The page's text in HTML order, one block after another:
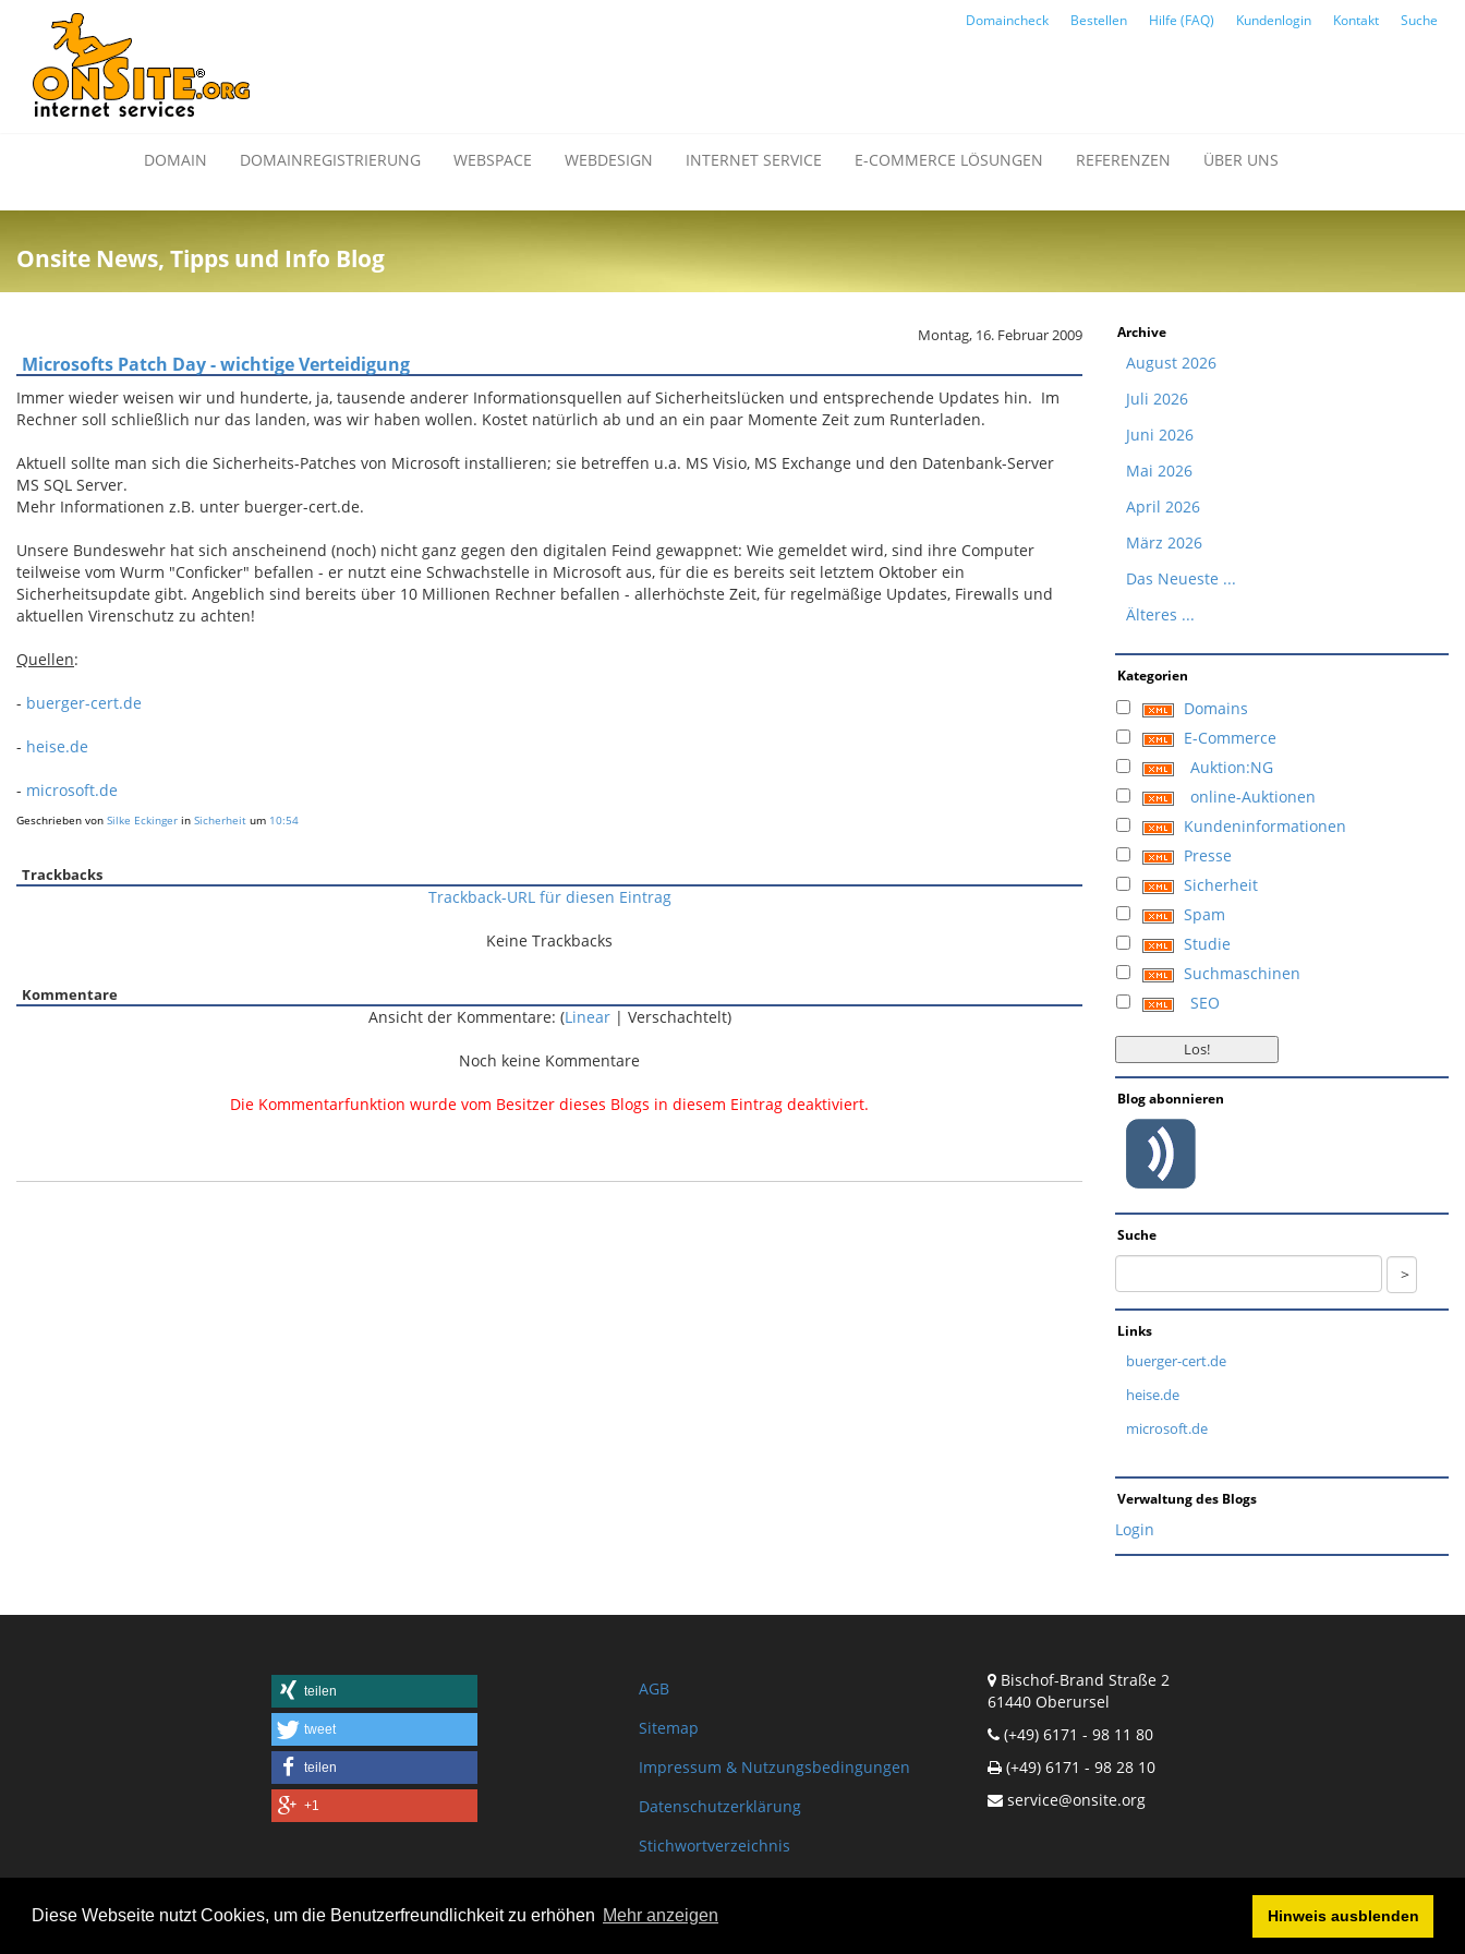
Diese Webseite nutzt Cookies, um die Benutzerfreundlichkeit zu erhöhen Mehr anzeigen Hinweis ausblenden
Domaincheck Bestellen Hilfe (FAQ) Kundenlogin Kontakt Suche
DOMAIN DOMAINREGISTRIERUNG WEBSPACE WEBDESIGN INTERNET SERVICE E-COMMERCE LÖSUNGEN REFERENZEN ÜBER UNS
Onsite News, Tipps und Info Blog
Montag, 16. Februar 2009
Microsofts Patch Day - wichtige Verteidigung
Immer wieder weisen wir und hunderte, ja, tausende anderer Informationsquellen auf Sicherheitslücken und entsprechende Updates hin. Im
Rechner soll schließlich nur das landen, was wir haben wollen. Kostet natürlich ab und an ein paar Momente Zeit zum Runterladen.
Aktuell sollte man sich die Sicherheits-Patches von Microsoft installieren; sie betreffen u.a. MS Visio, MS Exchange und den Datenbank-Server
MS SQL Server.
Mehr Informationen z.B. unter buerger-cert.de.
Unsere Bundeswehr hat sich anscheinend (noch) nicht ganz gegen den digitalen Feind gewappnet: Wie gemeldet wird, sind ihre Computer
teilweise vom Wurm "Conficker" befallen - er nutzt eine Schwachstelle in Microsoft aus, für die es bereits seit letztem Oktober ein
Sicherheitsupdate gibt. Angeblich sind bereits über 10 Millionen Rechner befallen - allerhöchste Zeit, für regelmäßige Updates, Firewalls und
aktuellen Virenschutz zu achten!
Quellen:
- buerger-cert.de
- heise.de
- microsoft.de
Geschrieben von Silke Eckinger in Sicherheit um 10:54
Trackbacks
Trackback-URL für diesen Eintrag
Keine Trackbacks
Kommentare
Ansicht der Kommentare: (Linear| Verschachtelt)
Noch keine Kommentare
Die Kommentarfunktion wurde vom Besitzer dieses Blogs in diesem Eintrag deaktiviert.
Archive
August 2026
Juli 2026
Juni 2026
Mai 2026
April 2026
März 2026
Das Neueste ...
Älteres ...
Kategorien
Domains
E-Commerce
Auktion:NG
online-Auktionen
Kundeninformationen
Presse
Sicherheit
Spam
Studie
Suchmaschinen
SEO
Blog abonnieren
Suche
Links
buerger-cert.de
heise.de
microsoft.de
Verwaltung des Blogs
Login
teilen
tweet
teilen
+1
AGB
Sitemap
Impressum & Nutzungsbedingungen
Datenschutzerklärung
Stichwortverzeichnis
Shopinfo XML
Copyright www.onSite.org
Bischof-Brand Straße 2
61440 Oberursel
(+49) 6171 - 98 11 80
(+49) 6171 - 98 28 10
service@onsite.org